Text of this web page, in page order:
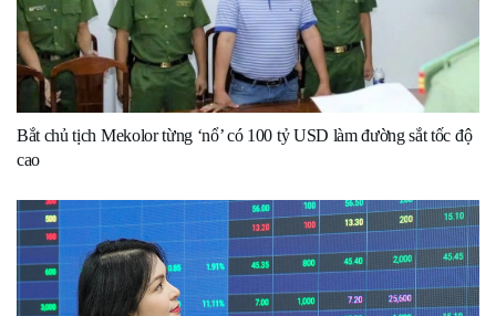
Bắt chủ tịch Mekolor từng ‘nổ’ có 100 tỷ USD làm đường sắt tốc độ
cao